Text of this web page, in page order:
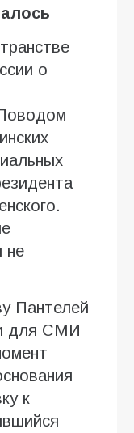
о
не
Пантелей
для СМИ
к